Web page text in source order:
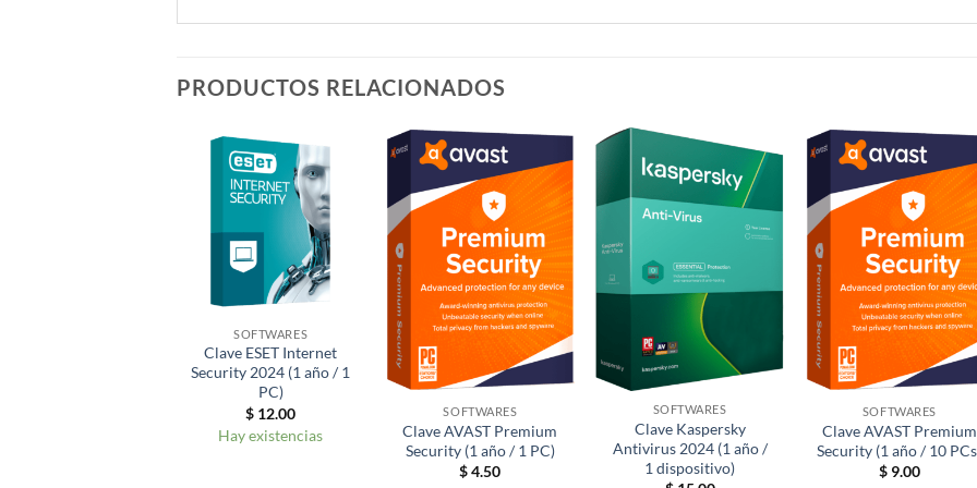
PRODUCTOS RELACIONADOS
SOFTWARES
Clave ESET Internet
Security 2024 (1 año / 1
PC)
$ 12.00
Hay existencias
SOFTWARES
Clave AVAST Premium
Security (1 año / 1 PC)
$4.50
SOFTWARES
Clave Kaspersky
Antivirus 2024 (1 año /
1 dispositivo)
SOFTWARES
Clave AVAST Premium
Security (1 año / 10
$9.00